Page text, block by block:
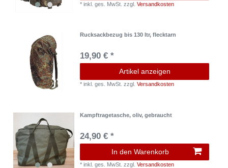
*inkl. ges. MwSt. zzgl.Versandkosten
Rucksackbezug bis 130 ltr, flecktarn
19,90 € *
Artikel anzeigen
*inkl. ges. MwSt. zzgl.Versandkosten
Kampftragetasche, oliv, gebraucht
24,90 € *
In den Warenkorb
*inkl. ges. MwSt. zzgl.Versandkosten